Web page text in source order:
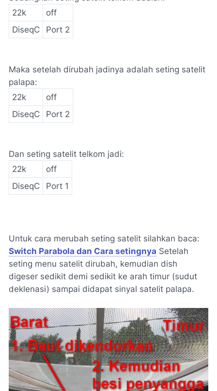
22k
off
DiseqC
Port 2
Maka setelah dirubah jadinya adalah seting satelit
palapa:
22k
off
DiseqC
Port 2
Dan seting satelit telkom jadi:
22k
off
DiseqC
Port 1
Untuk cara merubah seting satelit silahkan baca:
Switch Parabola dan Cara setingnya Setelah
seting menu satelit dirubah, kemudian dish
digeser sedikit demi sedikit ke arah timur (sudut
deklenasi) sampai didapat sinyal satelit palapa.